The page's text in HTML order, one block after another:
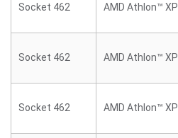
Socket 462 AMD Athlon™ XP
Socket 462 AMD Athlon™ XP
Socket 462 AMD Athlon™ XP